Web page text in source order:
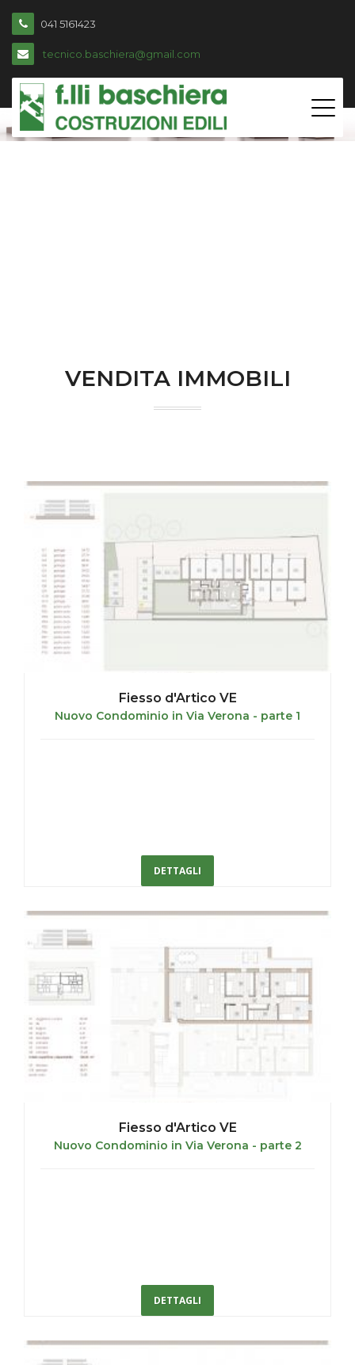
041 5161423
tecnico.baschiera@gmail.com
VENDITA IMMOBILI
Fiesso d'Artico VE
Nuovo Condominio in Via Verona - parte 1
DETTAGLI
Fiesso d'Artico VE
Nuovo Condominio in Via Verona - parte 2
DETTAGLI